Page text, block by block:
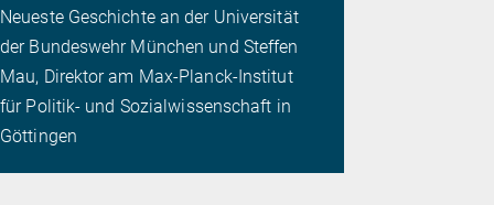
Neueste Geschichte an der Universität
der Bundeswehr München und Steffen
Mau, Direktor am Max-Planck-Institut
für Politik- und Sozialwissenschaft in
Göttingen